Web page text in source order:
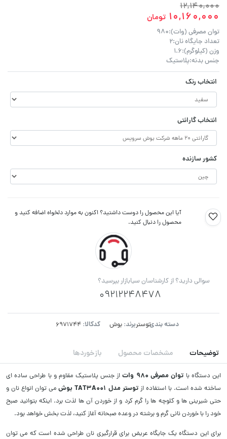
12,140,000
10,160,000 تومان
توان مصرفی (وات):980
تعداد جایگاه نان:۲
وزن (کیلوگرم):1.6
جنس بدنه:پلاستیک
انتخاب رنک
انتخاب گارانتی
کشور سازنده
آیا این محصول را دوست داشتید؟ اکنون به موارد دلخواه اضافه کنید و
محصول را دنبال کنید.
سوالی دارید؟ از کارشناسان سیابازار بپرسید؟
09212248478
دسته بندی:توستربرند: بوش کدکالا:
توضیحات مشخصات محصول بازخوردها
این دستگاه با توان مصرفی 980 وات
از جنس پلاستیک مقاوم و با طراحی ساده ای
ساخته شده است. با استفاده از توستر مدل TAT3A001 بوش
می توان انواع نان و
حتی شیرینی ها و کلوچه ها را گرم کرد و از خوردن آن ها لذت برد. اینکه بتوانید صبح
خود را با خوردن نانی گرم و برشته در وعده صبحانه آغاز کنید، لذت بخش خواهد بود.
برای این دستگاه یک جایگاه عریض برای قرارگیری نان طراحی شده است که می توان